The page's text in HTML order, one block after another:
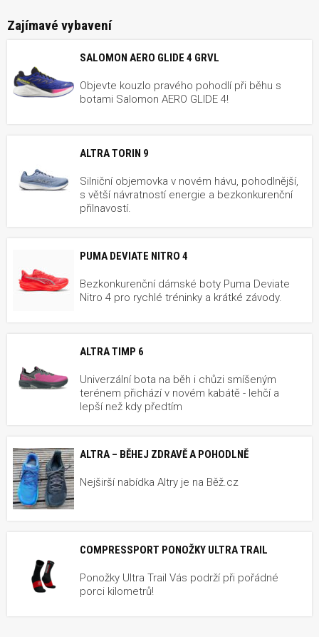
Zajímavé vybavení
SALOMON AERO GLIDE 4 GRVL
Objevte kouzlo pravého pohodlí při běhu s
botami Salomon AERO GLIDE 4!
ALTRA TORIN 9
Silniční objemovka v novém hávu, pohodlnější,
s větší návratností energie a bezkonkurenční
přilnavostí.
PUMA DEVIATE NITRO 4
Bezkonkurenční dámské boty Puma Deviate
Nitro 4 pro rychlé tréninky a krátké závody.
ALTRA TIMP 6
Univerzální bota na běh i chůzi smíšeným
terénem přichází v novém kabátě - lehčí a
lepší než kdy předtím
ALTRA – BĚHEJ ZDRAVĚ A POHODLNĚ
Nejširší nabídka Altry je na Běž.cz
COMPRESSPORT PONOŽKY ULTRA TRAIL
Ponožky Ultra Trail Vás podrží při pořádné
porci kilometrů!